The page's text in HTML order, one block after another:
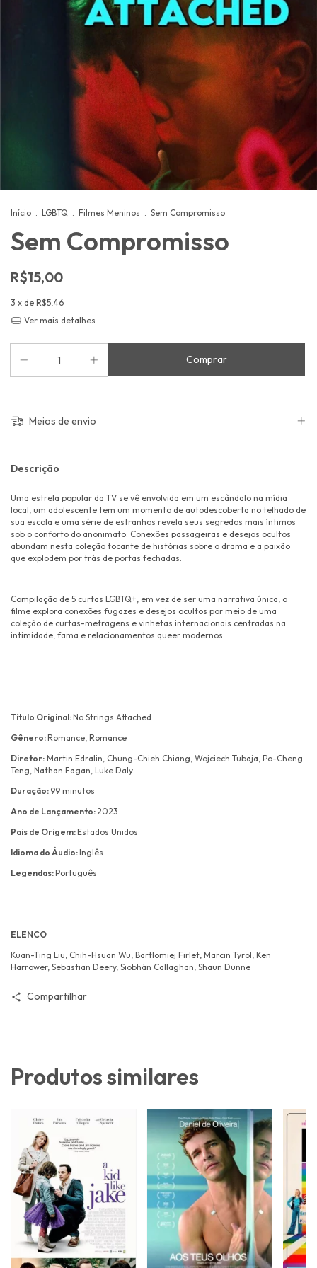
Início . LGBTQ . Filmes Meninos . Sem Compromisso
Sem Compromisso
R$15,00
3 x de R$5,46
Ver mais detalhes
Meios de envio
Descrição
Uma estrela popular da TV se vê envolvida em um escândalo na mídia
local, um adolescente tem um momento de autodescoberta no telhado de
sua escola e uma série de estranhos revela seus segredos mais íntimos
sob o conforto do anonimato. Conexões passageiras e desejos ocultos
abundam nesta coleção tocante de histórias sobre o drama e a paixão
que explodem por trás de portas fechadas.
Compilação de 5 curtas LGBTQ+, em vez de ser uma narrativa única, o
filme explora conexões fugazes e desejos ocultos por meio de uma
coleção de curtas-metragens e vinhetas internacionais centradas na
intimidade, fama e relacionamentos queer modernos
Título Original:No Strings Attached
Gênero:Romance, Romance
Diretor: Martin Edralin, Chung-Chieh Chiang, Wojciech Tubaja, Po-Cheng
Teng, Nathan Fagan, Luke Daly
Duração: 99 minutos
Ano de Lançamento:2023
Pais de Origem:Estados Unidos
Idioma do Áudio:Inglês
Legendas:Português
ELENCO
Kuan-Ting Liu, Chih-Hsuan Wu, Bartlomiej Firlet, Marcin Tyrol, Ken
Harrower, Sebastian Deery, Siobhán Callaghan, Shaun Dunne
Compartilhar
Produtos similares